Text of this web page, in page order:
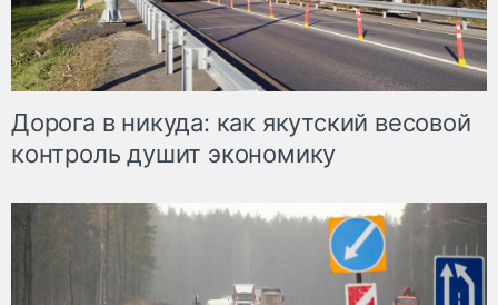
Дорога в никуда: как якутский весовой
контроль душит экономику